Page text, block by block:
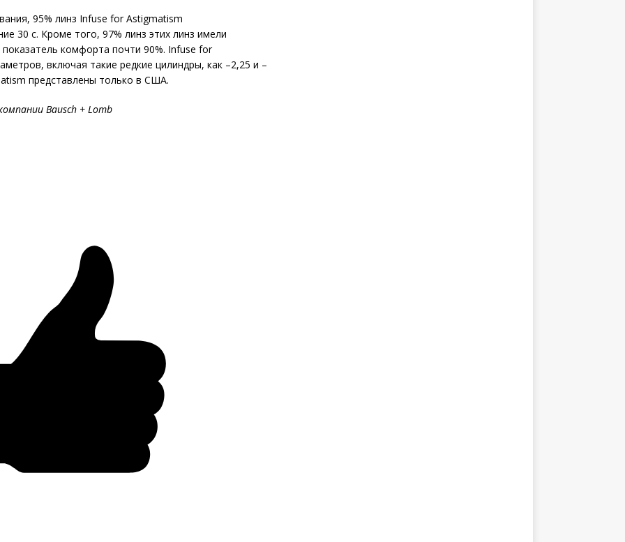
95% линз Infuse for Astigmatism
30 с. Кроме того, 97% линз этих линз имели
комфорта почти 90%. Infuse for
включая такие редкие цилиндры, как –2,25 и –
представлены только в США.
Bausch + Lomb